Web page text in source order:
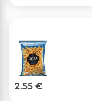
2.55 €